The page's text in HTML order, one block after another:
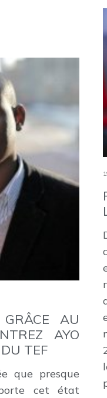
AU
AYO
TEF
que presque
cet état